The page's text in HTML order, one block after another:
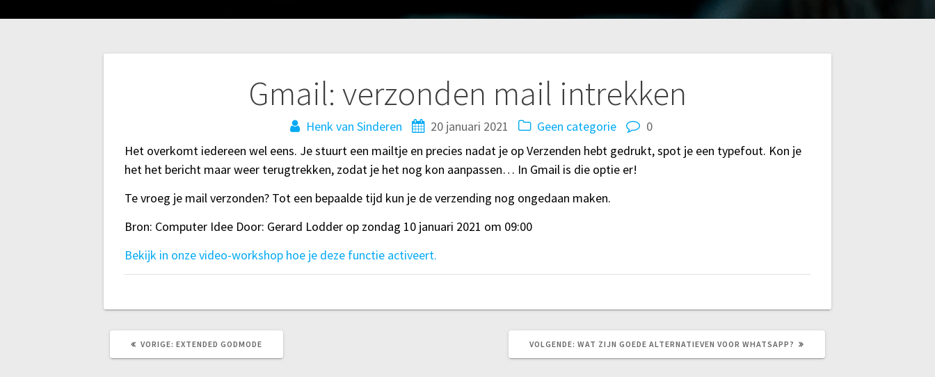
Gmail: verzonden mail intrekken
Henk van Sinderen 20 januari 2021 Geen categorie
0
Het overkomt iedereen wel eens. Je stuurt een mailtje en precies nadat je op Verzenden hebt gedrukt, spot je een typefout. Kon je
het het bericht maar weer terugtrekken, zodat je het nog kon aanpassen… In Gmail is die optie er!
Te vroeg je mail verzonden? Tot een bepaalde tijd kun je de verzending nog ongedaan maken.
Bron: Computer Idee Door: Gerard Lodder op zondag 10 januari 2021 om 09:00
Bekijk in onze video-workshop hoe je deze functie activeert.
VORIGE: VORIG
EXTENDED GODMODE VOLGENDE: VOLGEND
WAT ZIJN GOEDE ALTERNATIEVEN VOOR WHATSAPP?